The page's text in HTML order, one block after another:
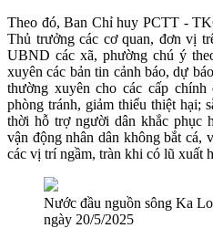
Theo đó, Ban Chỉ huy PCTT -
Thủ trưởng các cơ quan, đơn vị
UBND các xã, phường chú ý
xuyên các bản tin cảnh báo, dự
thường xuyên cho các cấp
phòng tránh, giảm thiểu thiệt hại;
thời hỗ trợ người dân khắc phục
vận động nhân dân không bắt cá,
các vị trí ngầm, tràn khi có lũ xuất
Nước đầu nguồn sông Ka
ngày 20/5/2025